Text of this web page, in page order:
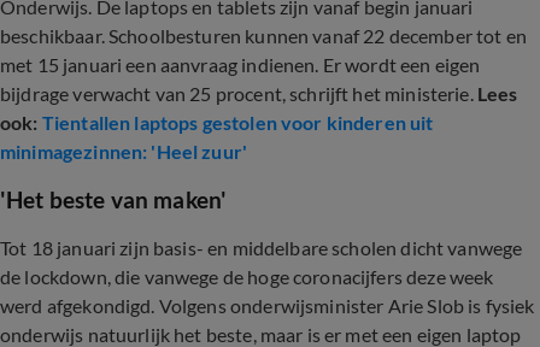
Onderwijs. De laptops en tablets zijn vanaf begin januari
beschikbaar. Schoolbesturen kunnen vanaf 22 december tot en
met 15 januari een aanvraag indienen. Er wordt een eigen
bijdrage verwacht van 25 procent, schrijft het ministerie. Lees
ook: Tientallen laptops gestolen voor kinderen uit
minimagezinnen: 'Heel zuur'
'Het beste van maken'
Tot 18 januari zijn basis- en middelbare scholen dicht vanwege
de lockdown, die vanwege de hoge coronacijfers deze week
werd afgekondigd. Volgens onderwijsminister Arie Slob is fysiek
onderwijs natuurlijk het beste, maar is er met een eigen laptop